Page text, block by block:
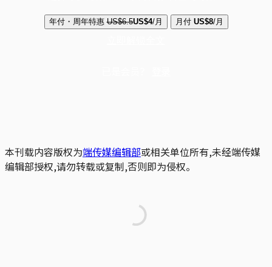
年付・周年特惠 US$6.5US$4/月 月付 US$8/月
本刊载内容版权为端传媒编辑部或相关单位所有,未经端传媒
编辑部授权,请勿转载或复制,否则即为侵权。